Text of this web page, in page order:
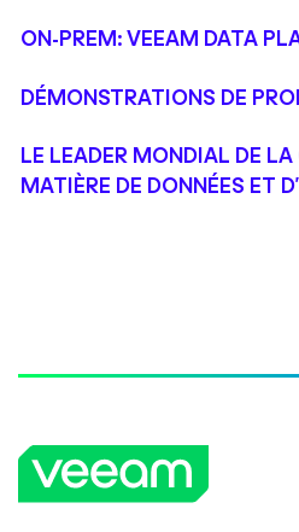
ON-PREM: VEEAM DATA
DÉMONSTRATIONS DE
LE LEADER MONDIAL DE
MATIÈRE DE DONNÉES ET